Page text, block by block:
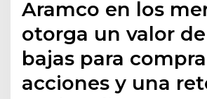
Aramco en los
otorga un valor
bajas para
acciones y una